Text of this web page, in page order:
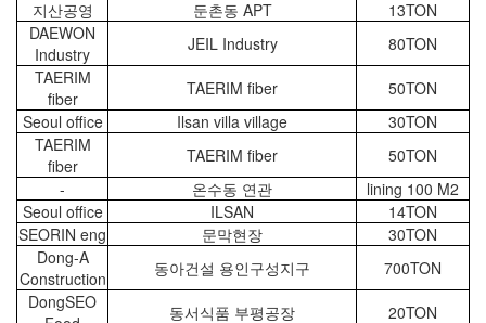
지산공영
둔촌동 APT
13TON
DAEWON
Industry
JEIL Industry
80TON
TAERIM
fiber
TAERIM fiber
50TON
Seoul office
Ilsan villa village
30TON
TAERIM
fiber
TAERIM fiber
50TON
-
온수동 연관
lining 100 M2
Seoul office
ILSAN
14TON
SEORIN eng
문막현장
30TON
Dong-A
Construction
동아건설 용인구성지구
700TON
DongSEO
동서식품 부평공장 20TON